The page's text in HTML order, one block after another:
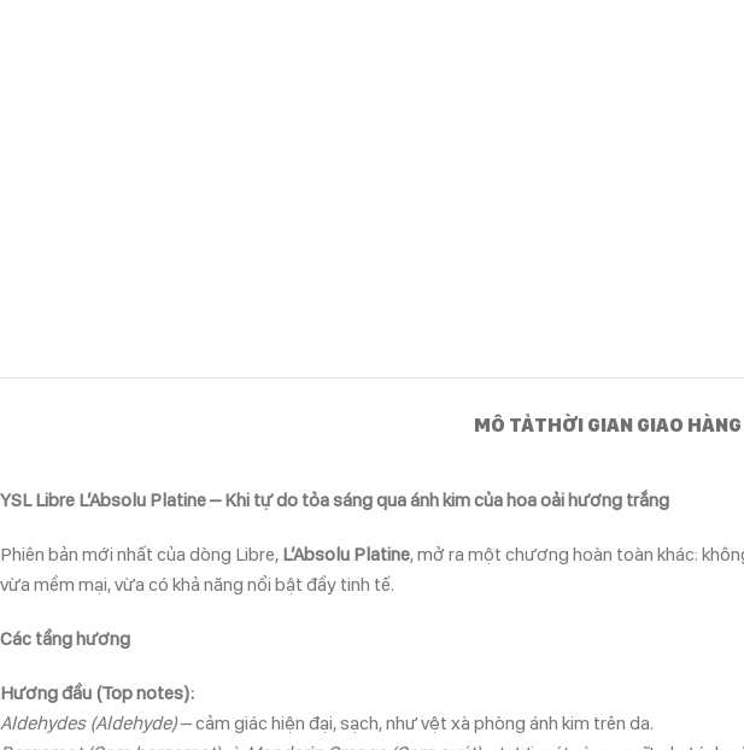
MÔ TẢTHỜI GIAN GIAO
YSL Libre L’Absolu Platine – Khi tự do tỏa sáng qua ánh kim của hoa oải hương trắng
Phiên bản mới nhất của dòng Libre, L’Absolu Platine, mở ra một chương hoàn toàn khác:
vừa mềm mại, vừa có khả năng nổi bật đầy tinh tế.
Các tầng hương
Hương đầu (Top notes):
Aldehydes (Aldehyde)– cảm giác hiện đại, sạch, như vệt xà phòng ánh kim trên da.